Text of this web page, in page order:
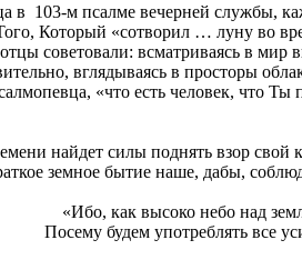
в 103-м псалме вечерней службы,
Который «сотворил … луну во
советовали: всматриваясь в мир
вглядываясь в просторы
«что есть человек, что
найдет силы поднять взор
земное бытие наше, дабы,
«Ибо, как высоко небо над
Посему будем употреблять все